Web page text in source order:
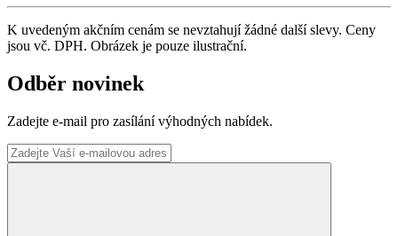
K uvedeným akčním cenám se nevztahují žádné další slevy. Ceny
jsou vč. DPH. Obrázek je pouze ilustrační.
Odběr novinek
Zadejte e-mail pro zasílání výhodných nabídek.